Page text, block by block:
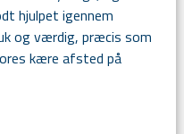
hjulpet igennem
og værdig, præcis som
kære afsted på